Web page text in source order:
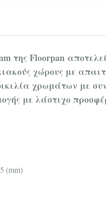
της Floorpan
χώρους με
χρωμάτων με
με λάστιχο
(mm)